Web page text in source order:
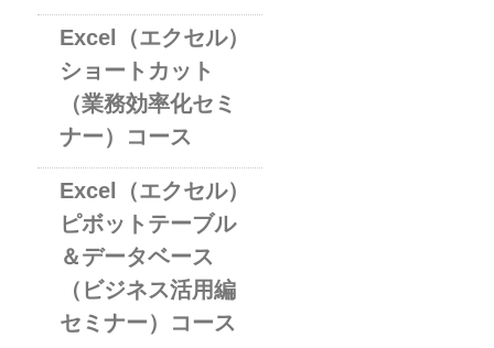
Excel（エクセル）
ショートカット
（業務効率化セミ
ナー）コース
Excel（エクセル）
ピボットテーブル
＆データベース
（ビジネス活用編
セミナー）コース